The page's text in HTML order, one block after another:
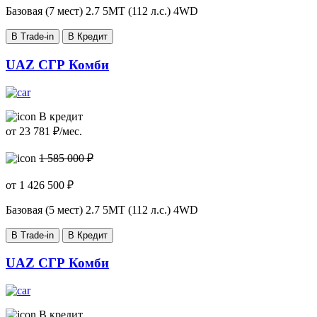
Базовая (7 мест) 2.7 5MT (112 л.с.) 4WD
В Trade-in В Кредит
UAZ СГР Комби
В кредит
от 23 781 ₽/мес.
1 585 000 ₽
от 1 426 500 ₽
Базовая (5 мест) 2.7 5MT (112 л.с.) 4WD
В Trade-in В Кредит
UAZ СГР Комби